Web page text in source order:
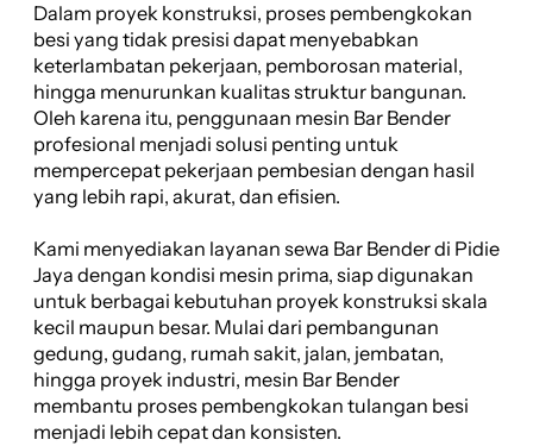
Dalam proyek konstruksi, proses pembengkokan
besi yang tidak presisi dapat menyebabkan
keterlambatan pekerjaan, pemborosan material,
hingga menurunkan kualitas struktur bangunan.
Oleh karena itu, penggunaan mesin Bar Bender
profesional menjadi solusi penting untuk
mempercepat pekerjaan pembesian dengan hasil
yang lebih rapi, akurat, dan efisien.
Kami menyediakan layanan sewa Bar Bender di Pidie
Jaya dengan kondisi mesin prima, siap digunakan
untuk berbagai kebutuhan proyek konstruksi skala
kecil maupun besar. Mulai dari pembangunan
gedung, gudang, rumah sakit, jalan, jembatan,
hingga proyek industri, mesin Bar Bender
membantu proses pembengkokan tulangan besi
menjadi lebih cepat dan konsisten.